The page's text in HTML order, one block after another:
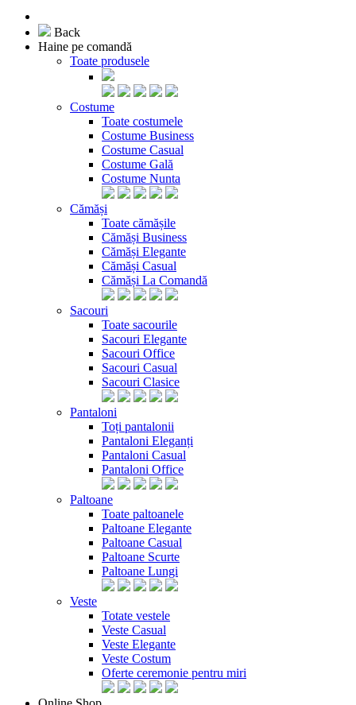
Back
Haine pe comandă
Toate produsele
Costume
Toate costumele
Costume Business
Costume Casual
Costume Gală
Costume Nunta
Cămăși
Toate cămășile
Cămăși Business
Cămăși Elegante
Cămăși Casual
Cămăși La Comandă
Sacouri
Toate sacourile
Sacouri Elegante
Sacouri Office
Sacouri Casual
Sacouri Clasice
Pantaloni
Toți pantalonii
Pantaloni Eleganți
Pantaloni Casual
Pantaloni Office
Paltoane
Toate paltoanele
Paltoane Elegante
Paltoane Casual
Paltoane Scurte
Paltoane Lungi
Veste
Totate vestele
Veste Casual
Veste Elegante
Veste Costum
Oferte ceremonie pentru miri